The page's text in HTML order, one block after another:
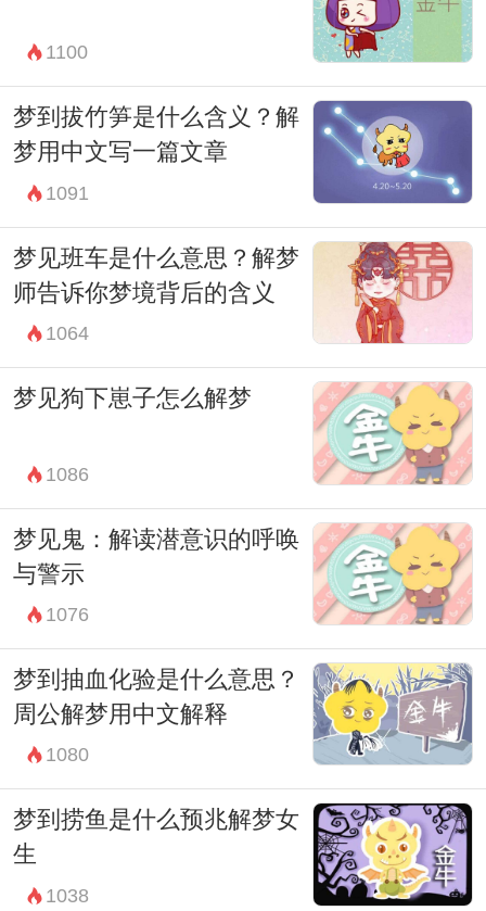
1100
梦到拔竹笋是什么含义？解
梦用中文写一篇文章
1091
梦见班车是什么意思？解梦
师告诉你梦境背后的含义
1064
梦见狗下崽子怎么解梦
1086
梦见鬼：解读潜意识的呼唤
与警示
1076
梦到抽血化验是什么意思？
周公解梦用中文解释
1080
梦到捞鱼是什么预兆解梦女
生
1038